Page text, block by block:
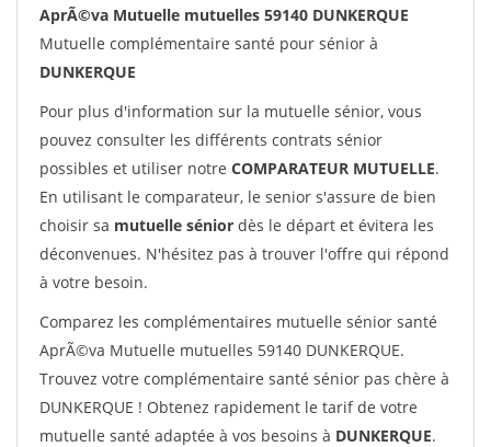
AprÃ©va Mutuelle mutuelles 59140 DUNKERQUE
Mutuelle complémentaire santé pour sénior à
DUNKERQUE
Pour plus d'information sur la mutuelle sénior, vous
pouvez consulter les différents contrats sénior
possibles et utiliser notre COMPARATEUR MUTUELLE.
En utilisant le comparateur, le senior s'assure de bien
choisir sa mutuelle sénior dès le départ et évitera les
déconvenues. N'hésitez pas à trouver l'offre qui répond
à votre besoin.
Comparez les complémentaires mutuelle sénior santé
AprÃ©va Mutuelle mutuelles 59140 DUNKERQUE.
Trouvez votre complémentaire santé sénior pas chère à
DUNKERQUE ! Obtenez rapidement le tarif de votre
mutuelle santé adaptée à vos besoins à DUNKERQUE.